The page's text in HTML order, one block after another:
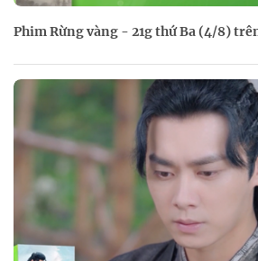
Phim Rừng vàng - 21g thứ Ba (4/8)